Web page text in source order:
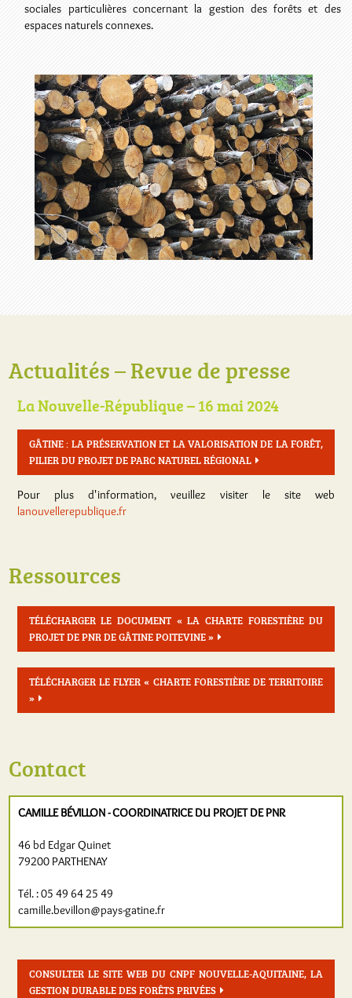
sociales particulières concernant la gestion des forêts et des
espaces naturels connexes.
Actualités – Revue de presse
La Nouvelle-République – 16 mai 2024
GÂTINE : LA PRÉSERVATION ET LA VALORISATION DE LA FORÊT,
PILIER DU PROJET DE PARC NATUREL RÉGIONAL
Pour plus d'information, veuillez visiter le site web
lanouvellerepublique.fr
Ressources
TÉLÉCHARGER LE DOCUMENT « LA CHARTE FORESTIÈRE DU
PROJET DE PNR DE GÂTINE POITEVINE »
TÉLÉCHARGER LE FLYER « CHARTE FORESTIÈRE DE TERRITOIRE
»
Contact
CAMILLE BÉVILLON -COORDINATRICE DU PROJET DE PNR
46 bd Edgar Quinet
79200 PARTHENAY
Tél. : 05 49 64 25 49
camille.bevillon@pays-gatine.fr
CONSULTER LE SITE WEB DU CNPF NOUVELLE-AQUITAINE, LA
GESTION DURABLE DES FORÊTS PRIVÉES